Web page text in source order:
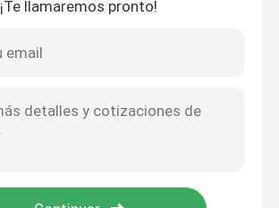
¡Te llamaremos pronto!